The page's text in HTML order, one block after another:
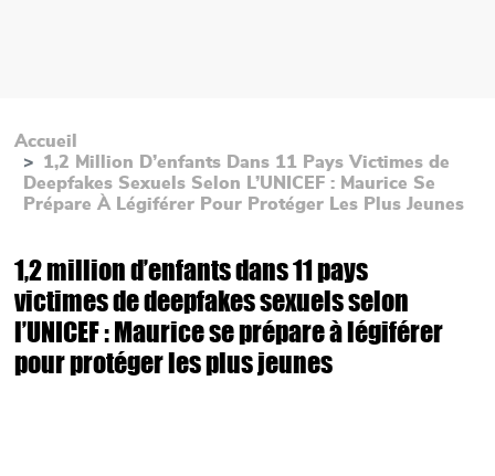
Accueil
1,2 Million D’enfants Dans 11 Pays Victimes de
Deepfakes Sexuels Selon L’UNICEF : Maurice Se
Prépare À Légiférer Pour Protéger Les Plus Jeunes
1,2 million d’enfants dans 11 pays
victimes de deepfakes sexuels selon
l’UNICEF : Maurice se prépare à légiférer
pour protéger les plus jeunes